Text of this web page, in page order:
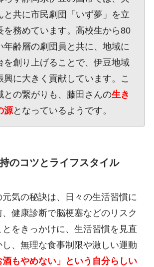
と共に市民劇団「いず夢」を立
を務めています。高校生から80
年齢層の劇団員と共に、地域に
を創り上げることで、伊豆地域
興に大きく貢献しています。こ
との繋がりも、藤田さんの生き
源となっているようです。
のコツとライフスタイル
気の秘訣は、日々の生活習慣に
健康診断で脳梗塞などのリスク
をきっかけに、生活習慣を見直
し、無理な食事制限や激しい運動
酒もやめない」という自分らしい